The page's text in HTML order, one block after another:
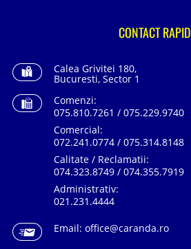
CONTACT RAPID
Calea Grivitei 180,
Bucuresti, Sector 1
Comenzi:
075.810.7261 / 075.229.9740
Comercial:
072.241.0774 / 075.314.8148
Calitate / Reclamatii:
074.323.8749 / 074.355.7919
Administrativ:
021.231.4444
Email: office@caranda.ro